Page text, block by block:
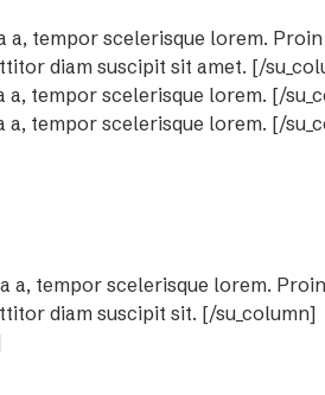
a, tempor scelerisque lorem.
diam suscipit sit amet. [/
a, tempor scelerisque lorem. [/
a, tempor scelerisque lorem. [/
a, tempor scelerisque lorem.
diam suscipit sit. [/su_column]